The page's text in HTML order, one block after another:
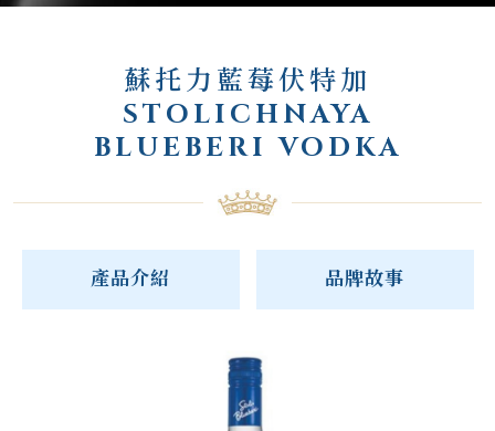
蘇托力藍莓伏特加
STOLICHNAYA
BLUEBERI VODKA
產品介紹 品牌故事